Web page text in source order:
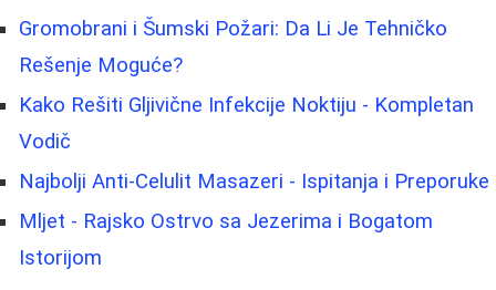
Gromobrani i Šumski Požari: Da Li Je Tehničko
Rešenje Moguće?
Kako Rešiti Gljivične Infekcije Noktiju - Kompletan
Vodič
Najbolji Anti-Celulit Masazeri - Ispitanja i Preporuke
Mljet - Rajsko Ostrvo sa Jezerima i Bogatom
Istorijom